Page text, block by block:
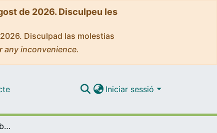
de 2026. Disculpeu les
Disculpad las molestias
any inconvenience.
Iniciar sessió
Riscos associats al treball amb pantalles de visualització de dades (ordinadors)